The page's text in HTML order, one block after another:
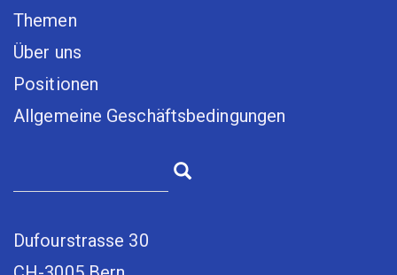
Themen
Über uns
Positionen
Allgemeine Geschäftsbedingungen
Dufourstrasse 30